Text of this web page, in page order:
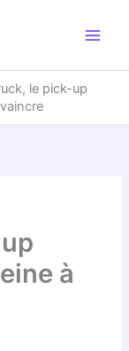
le pick-up
à